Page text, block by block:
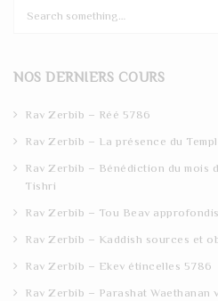
c
NOS DERNIERS COURS
Rav Zerbib – Réé 5786
Rav Zerbib – La présence du
Rav Zerbib – Bénédiction du mois
Tishri
Rav Zerbib – Tou Beav
Rav Zerbib – Kaddish sources et
Rav Zerbib – Ekev étincelles 5786
Rav Zerbib – Parashat Waethanan